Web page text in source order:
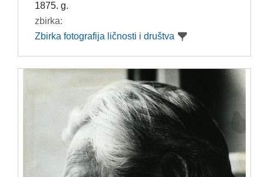
1875. g.
zbirka:
Zbirka fotografija ličnosti i društva